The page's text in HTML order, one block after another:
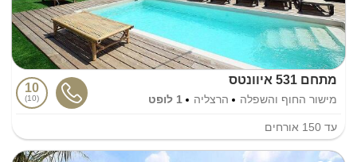
מתחם 531 איוונטס
מישור החוף והשפלה הרצליה 1 לופט
10
10
עד 150 אורחים